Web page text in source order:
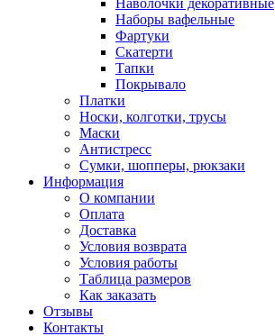
Наволочки декоративные
Наборы вафельные
Фартуки
Скатерти
Тапки
Покрывало
Платки
Носки, колготки, трусы
Маски
Антистресс
Сумки, шопперы, рюкзаки
Информация
О компании
Оплата
Доставка
Условия возврата
Условия работы
Таблица размеров
Как заказать
Отзывы
Контакты